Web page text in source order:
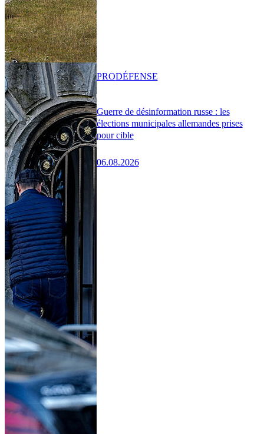
Guerre de désinformation russe : les
élections municipales allemandes prises
pour cible
06.08.2026
PRODÉFENSE